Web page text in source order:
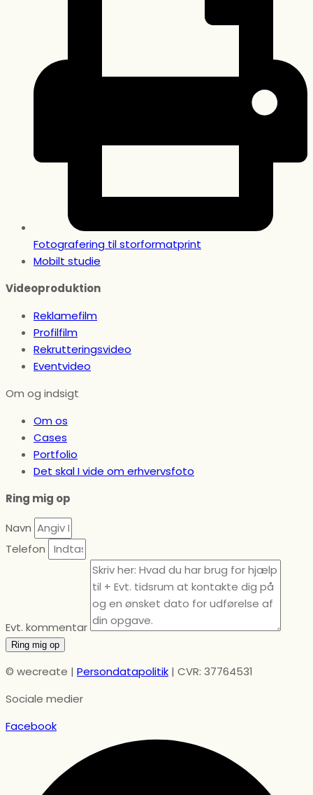
Fotografering til storformatprint
Mobilt studie
Videoproduktion
Reklamefilm
Profilfilm
Rekrutteringsvideo
Eventvideo
Om og indsigt
Om os
Cases
Portfolio
Det skal I vide om erhvervsfoto
Ring mig op
Navn
Telefon
Evt. kommentar
Ring mig op
© wecreate | Persondatapolitik | CVR: 37764531
Sociale medier
Facebook